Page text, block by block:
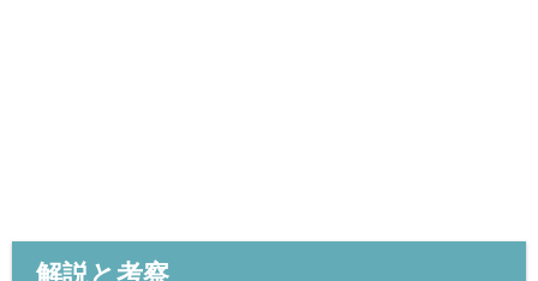
解説と考察